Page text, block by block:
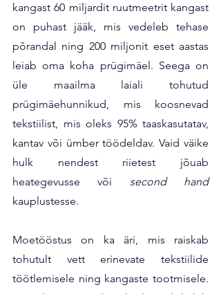
kangast 60 miljardit ruutmeetrit kangast
on puhast jääk, mis vedeleb tehase
põrandal ning 200 miljonit eset aastas
leiab oma koha prügimäel. Seega on
üle maailma laiali tohutud
prügimäehunnikud, mis koosnevad
tekstiilist, mis oleks 95% taaskasutatav,
kantav või ümber töödeldav. Vaid väike
hulk nendest riietest jõuab
heategevusse või second hand
kauplustesse.
Moetööstus on ka äri, mis raiskab
tohutult vett erinevate tekstiilide
töötlemisele ning kangaste tootmisele.